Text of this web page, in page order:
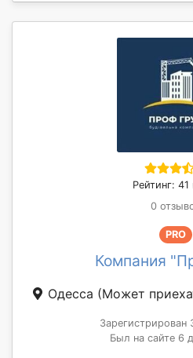
Рейтинг: 41
0
PRO
Компания
Одесса (Может
Зарегистрирован
Был на сайте 6